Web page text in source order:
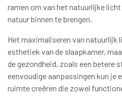
ramen om van het natuurlijke
natuur binnen te brengen.
Het maximaliseren van natuurlijk
esthetiek van de slaapkamer,
de gezondheid, zoals een betere
eenvoudige aanpassingen kun je
ruimte creëren die zowel